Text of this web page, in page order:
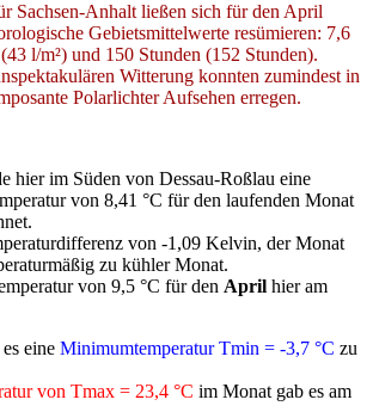
Sachsen-Anhalt ließen sich für den April
Gebietsmittelwerte resümieren: 7,6
l/m²) und 150 Stunden (152 Stunden).
Witterung konnten zumindest in
Polarlichter Aufsehen erregen.
hier im Süden von Dessau-Roßlau eine
von 8,41 °C für den laufenden Monat
von -1,09 Kelvin, der Monat
zu kühler Monat.
von 9,5 °C für den April hier am
eine Minimumtemperatur Tmin = -3,7 °C zu
von Tmax = 23,4 °C im Monat gab es am